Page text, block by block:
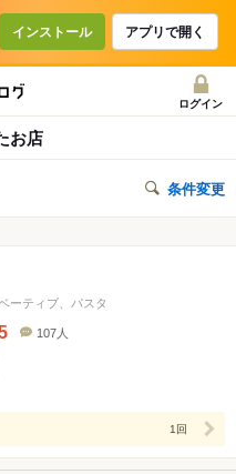
インストール アプリで開く
ログイン
お店
条件変更
ーティブ、パスタ
数
107人
1回